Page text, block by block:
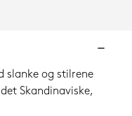
slanke og stilrene
Skandinaviske,